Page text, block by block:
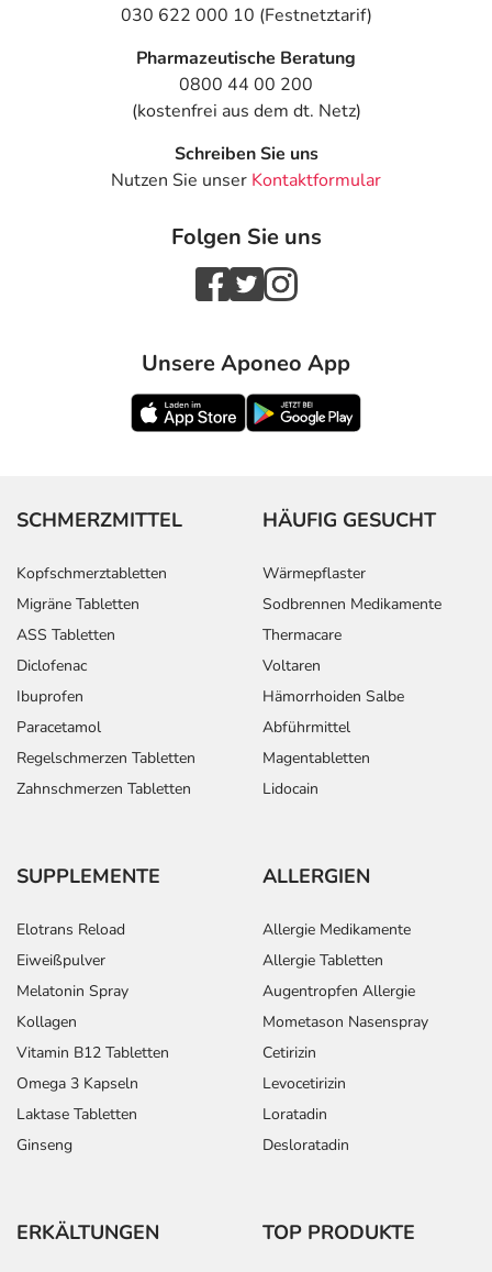
030 622 000 10 (Festnetztarif)
Pharmazeutische Beratung
0800 44 00 200
(kostenfrei aus dem dt. Netz)
Schreiben Sie uns
Nutzen Sie unser Kontaktformular
Folgen Sie uns
Unsere Aponeo App
SCHMERZMITTEL
Kopfschmerztabletten
Migräne Tabletten
ASS Tabletten
Diclofenac
Ibuprofen
Paracetamol
Regelschmerzen Tabletten
Zahnschmerzen Tabletten
HÄUFIG GESUCHT
Wärmepflaster
Sodbrennen Medikamente
Thermacare
Voltaren
Hämorrhoiden Salbe
Abführmittel
Magentabletten
Lidocain
SUPPLEMENTE
Elotrans Reload
Eiweißpulver
Melatonin Spray
Kollagen
Vitamin B12 Tabletten
Omega 3 Kapseln
Laktase Tabletten
Ginseng
ALLERGIEN
Allergie Medikamente
Allergie Tabletten
Augentropfen Allergie
Mometason Nasenspray
Cetirizin
Levocetirizin
Loratadin
Desloratadin
ERKÄLTUNGEN TOP PRODUKTE